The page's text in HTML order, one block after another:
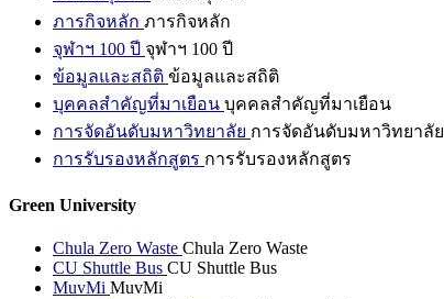
ภารกิจหลัก ภารกิจหลัก
จุฬาฯ 100 ปี จุฬาฯ 100 ปี
ข้อมูลและสถิติ ข้อมูลและสถิติ
บุคคลสำคัญที่มาเยือน บุคคลสำคัญที่มาเยือน
การจัดอันดับมหาวิทยาลัย การจัดอันดับมหาวิทยาลัย
การรับรองหลักสูตร การรับรองหลักสูตร
Green University
Chula Zero Waste Chula Zero Waste
CU Shuttle Bus CU Shuttle Bus
MuvMi MuvMi